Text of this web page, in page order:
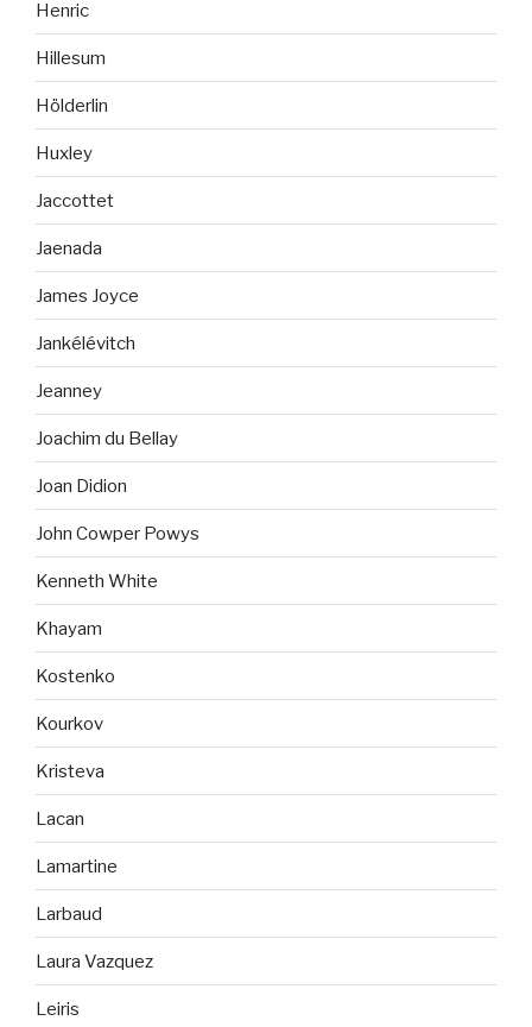
Henric
Hillesum
Hölderlin
Huxley
Jaccottet
Jaenada
James Joyce
Jankélévitch
Jeanney
Joachim du Bellay
Joan Didion
John Cowper Powys
Kenneth White
Khayam
Kostenko
Kourkov
Kristeva
Lacan
Lamartine
Larbaud
Laura Vazquez
Leiris